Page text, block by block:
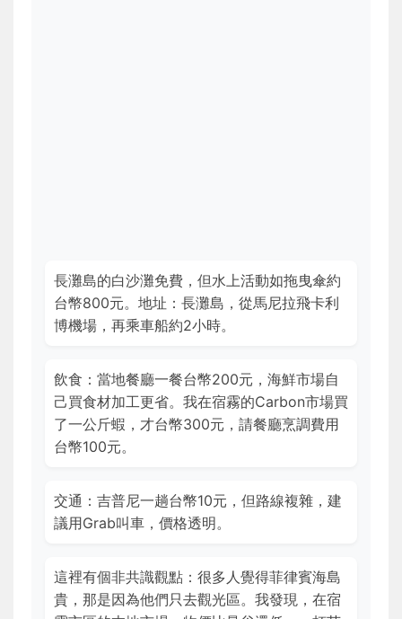
長灘島的白沙灘免費，但水上活動如拖曳傘約
台幣800元。地址：長灘島，從馬尼拉飛卡利
博機場，再乘車船約2小時。
飲食：當地餐廳一餐台幣200元，海鮮市場自
己買食材加工更省。我在宿霧的Carbon市場買
了一公斤蝦，才台幣300元，請餐廳烹調費用
台幣100元。
交通：吉普尼一趟台幣10元，但路線複雜，建
議用Grab叫車，價格透明。
這裡有個非共識觀點：很多人覺得菲律賓海島
貴，那是因為他們只去觀光區。我發現，在宿